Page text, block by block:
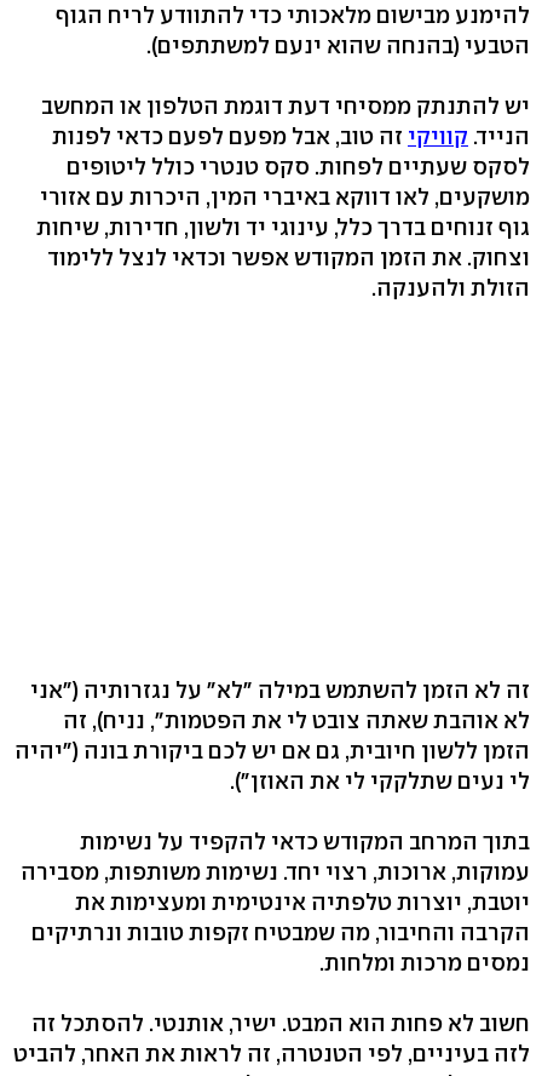
להימנע מבישום מלאכותי כדי להתוודע לריח הגוף
הטבעי (בהנחה שהוא ינעם למשתתפים‭.(‬
יש להתנתק ממסיחי דעת דוגמת הטלפון או המחשב
הנייד. קוויקי זה טוב, אבל מפעם לפעם כדאי לפנות
לסקס שעתיים לפחות. סקס טנטרי כולל ליטופים
מושקעים, לאו דווקא באיברי המין, היכרות עם אזורי
גוף זנוחים בדרך כלל, עינוגי יד ולשון, חדירות, שיחות
וצחוק. את הזמן המקודש אפשר וכדאי לנצל ללימוד
הזולת ולהענקה.
זה לא הזמן להשתמש במילה "לא" על נגזרותיה ‭")‬אני
לא אוהבת שאתה צובט לי את הפטמות‭,"‬ נניח‭,(‬ זה
הזמן ללשון חיובית, גם אם יש לכם ביקורת בונה ‭")‬יהיה
לי נעים שתלקקי לי את האוזן‭.("‬
בתוך המרחב המקודש כדאי להקפיד על נשימות
עמוקות, ארוכות, רצוי יחד. נשימות משותפות, מסבירה
יוטבת, יוצרות טלפתיה אינטימית ומעצימות את
הקרבה והחיבור, מה שמבטיח זקפות טובות ונרתיקים
נמסים מרכות ומלחות.
חשוב לא פחות הוא המבט. ישיר, אותנטי. להסתכל זה
לזה בעיניים, לפי הטנטרה, זה לראות את האחר, להביט